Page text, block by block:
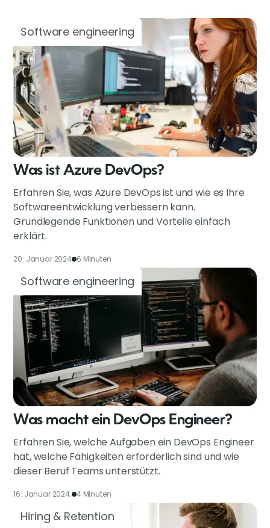
Software engineering
Was ist Azure DevOps?
Erfahren Sie, was Azure DevOps ist und wie es Ihre
Softwareentwicklung verbessern kann.
Grundlegende Funktionen und Vorteile einfach
erklärt.
20. Januar 2024 6 Minuten
Software engineering
Was macht ein DevOps Engineer?
Erfahren Sie, welche Aufgaben ein DevOps Engineer
hat, welche Fähigkeiten erforderlich sind und wie
dieser Beruf Teams unterstützt.
16. Januar 2024. 4 Minuten
Hiring & Retention